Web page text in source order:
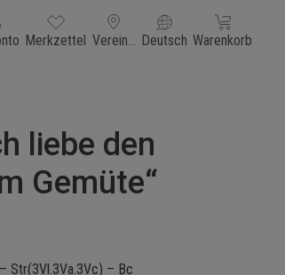
Du hast 0 Produkte auf dem Merkzettel
Merkzettel Vereinigte Staaten von Amerika
Deutsch Warenkorb
Warenkorb
liebe den
Gemüte“
Str(3Vl.3Va.3Vc) – Bc